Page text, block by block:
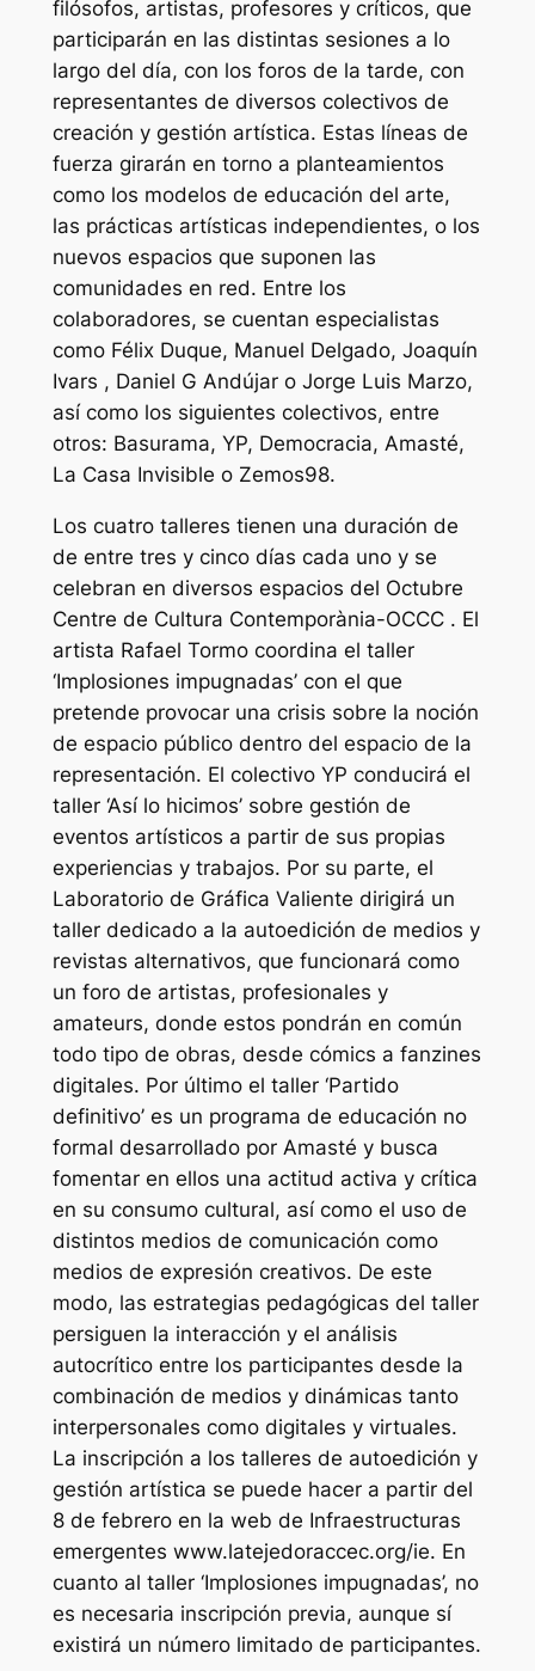
filósofos, artistas, profesores y críticos, que
participarán en las distintas sesiones a lo
largo del día, con los foros de la tarde, con
representantes de diversos colectivos de
creación y gestión artística. Estas líneas de
fuerza girarán en torno a planteamientos
como los modelos de educación del arte,
las prácticas artísticas independientes, o los
nuevos espacios que suponen las
comunidades en red. Entre los
colaboradores, se cuentan especialistas
como Félix Duque, Manuel Delgado, Joaquín
Ivars , Daniel G Andújar o Jorge Luis Marzo,
así como los siguientes colectivos, entre
otros: Basurama, YP, Democracia, Amasté,
La Casa Invisible o Zemos98.
Los cuatro talleres tienen una duración de
de entre tres y cinco días cada uno y se
celebran en diversos espacios del Octubre
Centre de Cultura Contemporània-OCCC . El
artista Rafael Tormo coordina el taller
‘Implosiones impugnadas’ con el que
pretende provocar una crisis sobre la noción
de espacio público dentro del espacio de la
representación. El colectivo YP conducirá el
taller ‘Así lo hicimos’ sobre gestión de
eventos artísticos a partir de sus propias
experiencias y trabajos. Por su parte, el
Laboratorio de Gráfica Valiente dirigirá un
taller dedicado a la autoedición de medios y
revistas alternativos, que funcionará como
un foro de artistas, profesionales y
amateurs, donde estos pondrán en común
todo tipo de obras, desde cómics a fanzines
digitales. Por último el taller ‘Partido
definitivo’ es un programa de educación no
formal desarrollado por Amasté y busca
fomentar en ellos una actitud activa y crítica
en su consumo cultural, así como el uso de
distintos medios de comunicación como
medios de expresión creativos. De este
modo, las estrategias pedagógicas del taller
persiguen la interacción y el análisis
autocrítico entre los participantes desde la
combinación de medios y dinámicas tanto
interpersonales como digitales y virtuales.
La inscripción a los talleres de autoedición y
gestión artística se puede hacer a partir del
8 de febrero en la web de Infraestructuras
emergentes www.latejedoraccec.org/ie. En
cuanto al taller ‘Implosiones impugnadas’, no
es necesaria inscripción previa, aunque sí
existirá un número limitado de participantes.